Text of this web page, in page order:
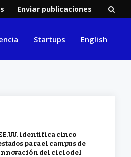
Enviar publicaciones
Startups English
identifica cinco
para el campus de
del ciclo del